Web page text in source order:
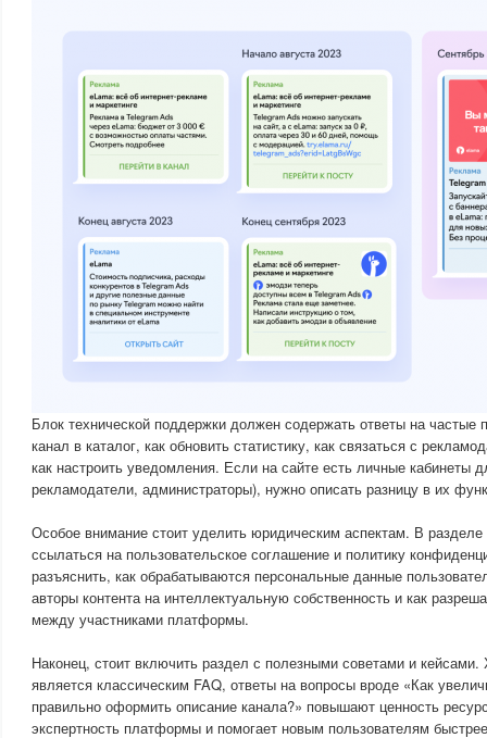
Блок технической поддержки должен содержать ответы на частые
канал в каталог, как обновить статистику, как связаться с
как настроить уведомления. Если на сайте есть личные кабинеты
рекламодатели, администраторы), нужно описать разницу в их
Особое внимание стоит уделить юридическим аспектам. В
ссылаться на пользовательское соглашение и политику
разъяснить, как обрабатываются персональные данные
авторы контента на интеллектуальную собственность и как
между участниками платформы.
Наконец, стоит включить раздел с полезными советами и кейсами.
является классическим FAQ, ответы на вопросы вроде «Как
правильно оформить описание канала?» повышают ценность
экспертность платформы и помогает новым пользователям